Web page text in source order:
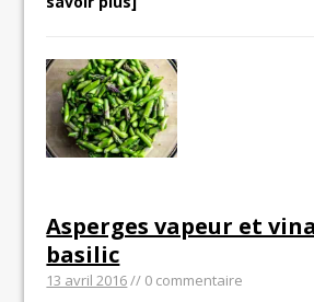
Asperges vapeur et
basilic
13 avril 2016// 0 commentaire